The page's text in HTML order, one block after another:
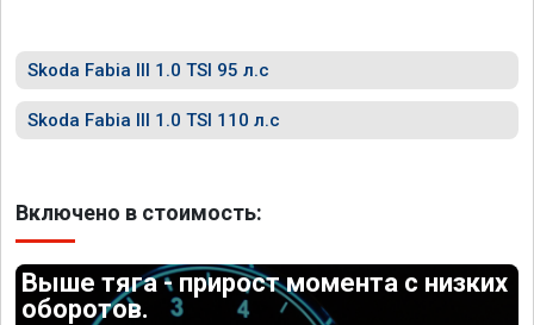
Skoda Fabia III 1.0 TSI 95 л.с
Skoda Fabia III 1.0 TSI 110 л.с
Включено в стоимость:
Выше тяга - прирост момента с низких
оборотов.